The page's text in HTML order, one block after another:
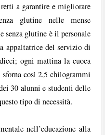
a garantire e migliorare
glutine nelle mense
senza glutine è il personale
appaltatrice del servizio di
ogni mattina la cuoca
così 2,5 chilogrammi
30 alunni e studenti delle
tipo di necessità.
nell’educazione alla